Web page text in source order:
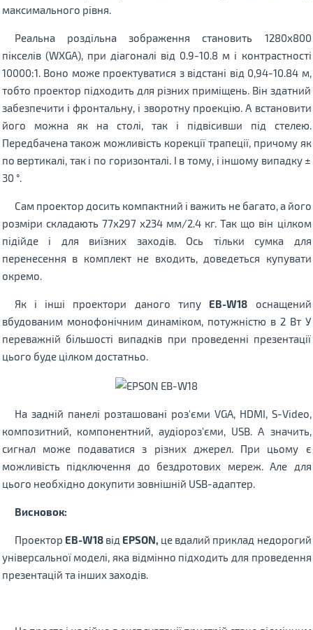
максимального рівня.
Реальна роздільна зображення становить 1280x800
пікселів (WXGA), при діагоналі від 0.9-10.8 м і контрастності
10000:1. Воно може проектуватися з відстані від 0,94-10.84 м,
тобто проектор підходить для різних приміщень. Він здатний
забезпечити і фронтальну, і зворотну проекцію. А встановити
його можна як на столі, так і підвісивши під стелею.
Передбачена також можливість корекції трапеції, причому як
по вертикалі, так і по горизонталі. І в тому, і іншому випадку ±
30 °.
Сам проектор досить компактний і важить не багато, а його
розміри складають 77x297 x234 мм/2.4 кг. Так що він цілком
підійде і для виїзних заходів. Ось тільки сумка для
перенесення в комплект не входить, доведеться купувати
окремо.
Як і інші проектори даного типу EB-W18 оснащений
вбудованим монофонічним динаміком, потужністю в 2 Вт У
переважній більшості випадків при проведенні презентації
цього буде цілком достатньо.
На задній панелі розташовані роз'єми VGA, HDMI, S-Video,
композитний, компонентний, аудіороз'єми, USB. А значить,
сигнал може подаватися з різних джерел. При цьому є
можливість підключення до бездротових мереж. Але для
цього необхідно докупити зовнішній USB-адаптер.
Висновок:
Проектор EB-W18від EPSON, це вдалий приклад недорогий
універсальної моделі, яка відмінно підходить для проведення
презентацій та інших заходів.